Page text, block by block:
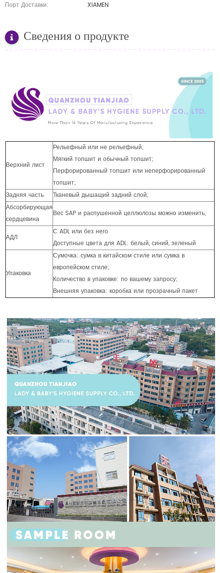
Порт Доставки:
XIAMEN
Сведения о продукте
Верхний лист
Рельефный или не рельефный;
Мягкий топшит и обычный топшит;
Перфорированный топшит или неперфорированный
топшит;
Задняя часть
Тканевый дышащий задний слой;
Абсорбирующая
сердцевина
Вес SAP и распушенной целлюлозы можно изменить;
АДЛ
С ADL или без него
Доступные цвета для ADL: белый, синий, зеленый
Упаковка
Сумочка: сумка в китайском стиле или сумка в
европейском стиле;
Количество в упаковке: по вашему запросу;
Внешняя упаковка: коробка или прозрачный пакет